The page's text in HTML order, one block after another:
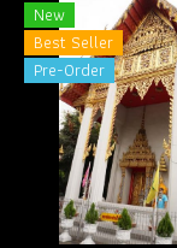
New
Best Seller
Pre-Order